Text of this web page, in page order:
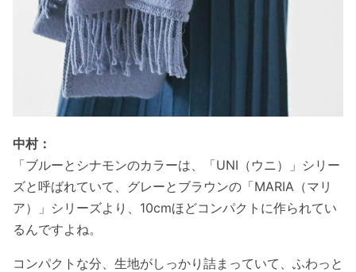
中村：
「ブルーとシナモンのカラーは、「UNI（ウニ）」シリー
ズと呼ばれていて、グレーとブラウンの「MARIA（マリ
ア）」シリーズより、10cmほどコンパクトに作られてい
るんですよね。
コンパクトな分、生地がしっかり詰まっていて、ふわっと